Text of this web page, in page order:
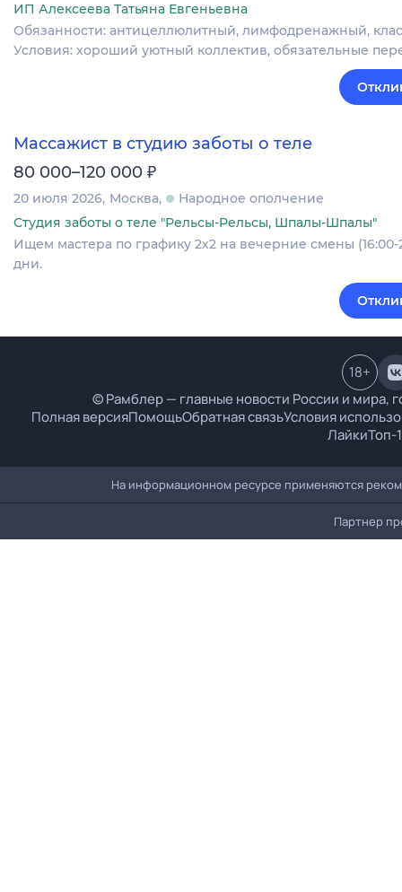
ИП Алексеева Татьяна Евгеньевна
Обязанности: антицеллюлитный, лимфодренажный,
Условия: хороший уютный коллектив, обязательные
Массажист в студию заботы о теле
80 000–120 000 ₽
20 июля 2026 Москва
Народное ополчение
Студия заботы о теле "Рельсы-Рельсы, Шпалы-Шпалы"
Ищем мастера по графику 2х2 на вечерние смены
дни.
© Рамблер — главные новости России и мира,
Полная версияПомощьОбратная связьУсловия
ЛайкиТоп-
18+
На информационном ресурсе применяются
Партнер